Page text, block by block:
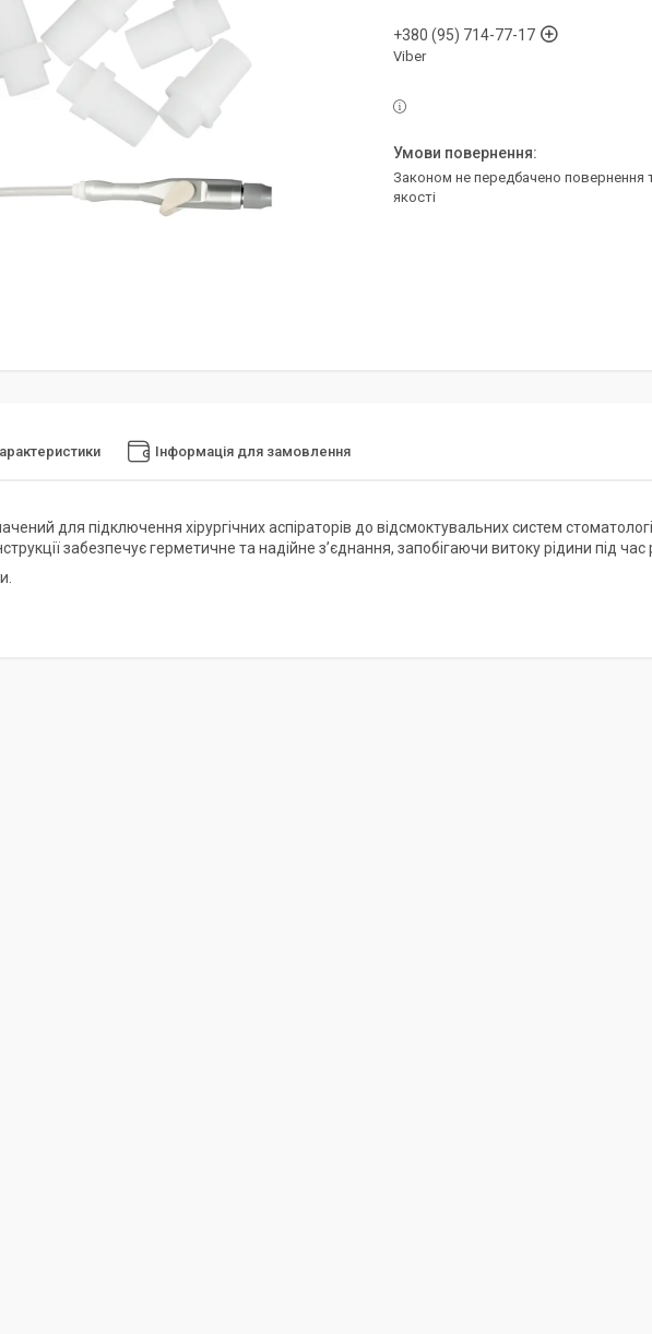
+380 (95) 714-77-17
Viber
Законом не передбачено повернення та обмін даного товару належної
якості
Інформація для замовлення
для підключення хірургічних аспіраторів до відсмоктувальних систем
забезпечує герметичне та надійне з’єднання, запобігаючи витоку рідини під час